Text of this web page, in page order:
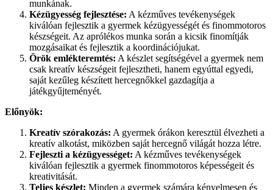
munkának.
Kézügyesség fejlesztése: A kézműves tevékenységek
kiválóan fejlesztik a gyermek kézügyességét és finommotoros
készségeit. Az aprólékos munka során a kicsik finomítják
mozgásaikat és fejlesztik a koordinációjukat.
Örök emlékteremtés: A készlet segítségével a gyermek nem
csak kreatív készségeit fejlesztheti, hanem egyúttal egyedi,
saját kezűleg készített hercegnőkkel gazdagítja a
játékgyűjteményét.
Előnyök:
Kreatív szórakozás: A gyermek órákon keresztül élvezheti a
kreatív alkotást, miközben saját hercegnő világát hozza létre.
Fejleszti a kézügyességet: A kézműves tevékenységek
kiválóan fejlesztik a gyermek finommotoros képességeit és
kreativitását.
Teljes készlet: Minden a gyermek számára kényelmesen és